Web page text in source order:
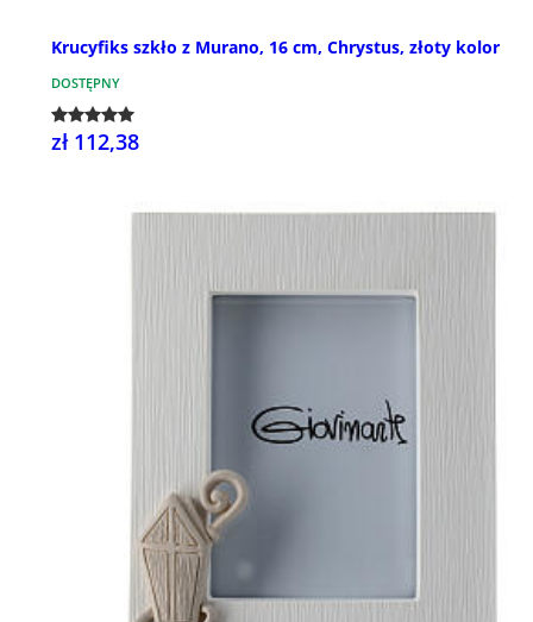
Krucyfiks szkło z Murano, 16 cm, Chrystus, złoty kolor
DOSTĘPNY
zł 112,38